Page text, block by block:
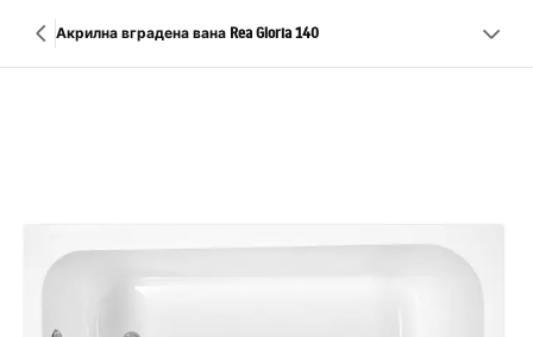
Акрилна вградена вана Rea Gloria 140